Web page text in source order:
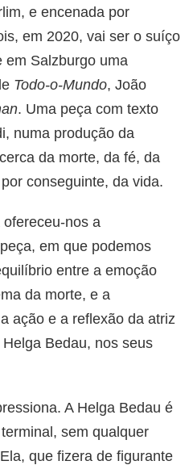
e encenada por
em 2020, vai ser o suíço
em Salzburgo uma
Todo-o-Mundo, João
. Uma peça com texto
numa produção da
da morte, da fé, da
conseguinte, da vida.
ofereceu-nos a
em que podemos
entre a emoção
da morte, e a
ação e a reflexão da atriz
Bedau, nos seus
A Helga Bedau é
sem qualquer
que fizera de figurante